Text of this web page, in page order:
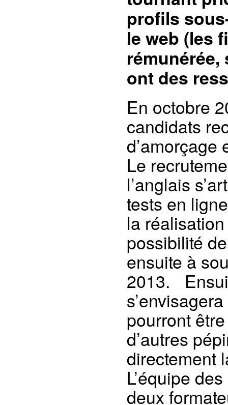
profils
le web (les
ont des
En octobre
candidats
d’amorçage
Le
l’anglais
tests en
la
possibilité
ensuite à
2013.
pourront
d’autres
directement
L’équipe
deux